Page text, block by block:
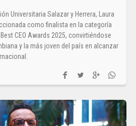
Universitaria Salazar y Herrera, Laura
como finalista en la categoría
Best CEO Awards 2025, convirtiéndose
y la más joven del país en alcanzar